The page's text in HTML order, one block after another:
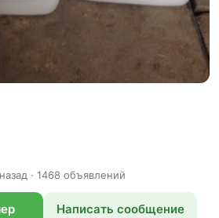
· 1468 объявлений
Написать сообщение